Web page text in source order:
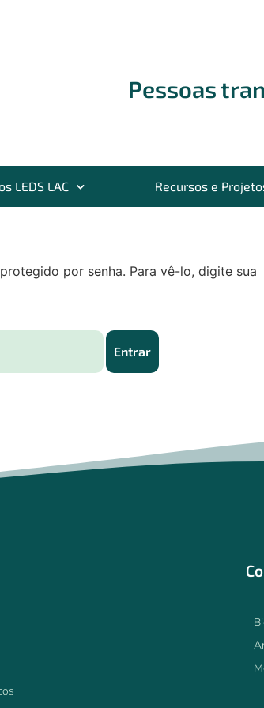
Pessoas
LEDS LAC Recursos e
por senha. Para vê-lo, digite sua